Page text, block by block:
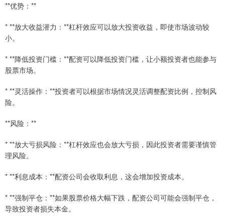
**优势：**
* **放大收益潜力：**杠杆效应可以放大投资收益，即使市场波动较
小。
* **降低投资门槛：**配资可以降低投资门槛，让小额投资者也能参与
股票市场。
* **灵活操作：**投资者可以根据市场情况灵活调整配资比例，控制风
险。
**风险：**
* **放大亏损风险：**杠杆效应也会放大亏损，因此投资者需要谨慎管
理风险。
* **利息成本：**配资公司会收取利息，这会增加投资成本。
* **强制平仓：**如果股票价格大幅下跌，配资公司可能会强制平仓，
导致投资者损失本金。